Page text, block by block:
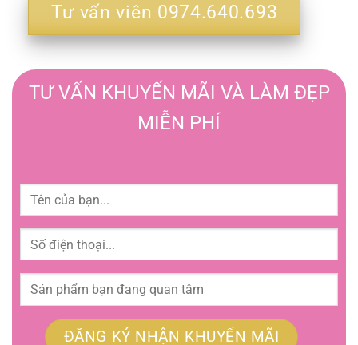
Tư vấn viên 0974.640.693
TƯ VẤN KHUYẾN MÃI VÀ LÀM ĐẸP
MIỄN PHÍ